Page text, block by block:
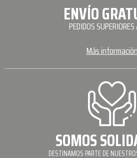
ENVÍO
PEDIDOS
Más
SOMOS
DESTINAMOS PARTE DE